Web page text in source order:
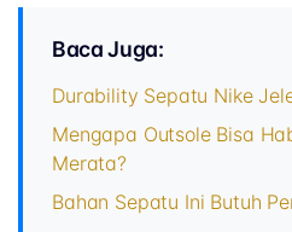
Baca Juga:
Durability Sepatu Nike
Mengapa Outsole Bisa
Merata?
Bahan Sepatu Ini Butuh